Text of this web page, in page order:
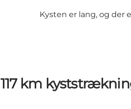
Kysten er lang, og der
117 km